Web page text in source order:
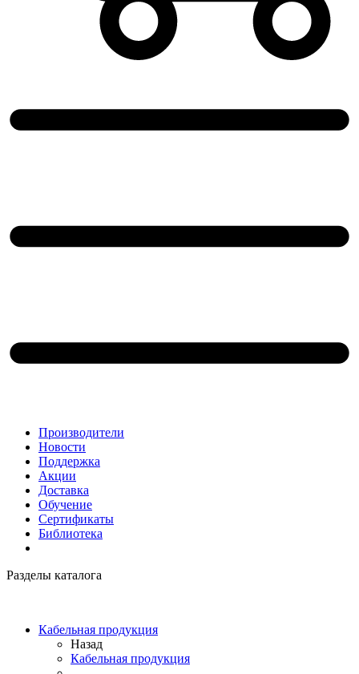
Производители
Новости
Поддержка
Акции
Доставка
Обучение
Сертификаты
Библиотека
Разделы каталога
Кабельная продукция
Назад
Кабельная продукция